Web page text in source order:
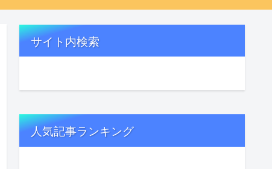
サイト内検索
人気記事ランキング